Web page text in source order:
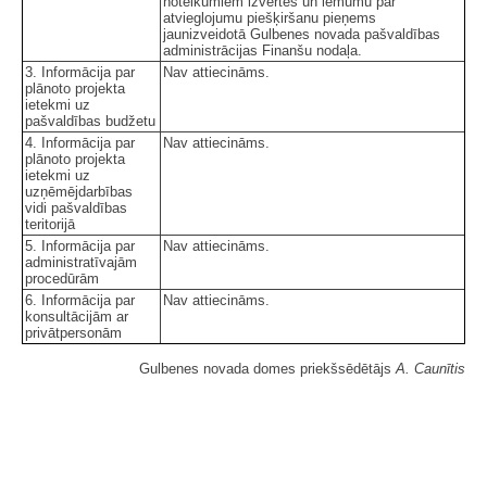
atvieglojumu piešķiršanu pieņems
jaunizveidotā Gulbenes novada pašvaldības
administrācijas Finanšu nodaļa.
3. Informācija par
plānoto projekta
ietekmi uz
pašvaldības budžetu
Nav attiecināms.
4. Informācija par
plānoto projekta
ietekmi uz
uzņēmējdarbības
vidi pašvaldības
teritorijā
Nav attiecināms.
5. Informācija par
administratīvajām
procedūrām
Nav attiecināms.
6. Informācija par
konsultācijām ar
privātpersonām
Nav attiecināms.
Gulbenes novada domes priekšsēdētājs A. Caunītis